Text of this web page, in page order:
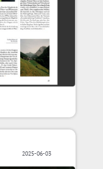
2025-06-03